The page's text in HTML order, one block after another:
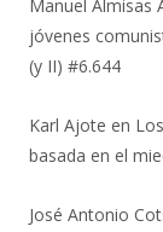
Manuel Almisas
jóvenes
(y II) #6.644
Karl Ajote en
basada en el
José Antonio